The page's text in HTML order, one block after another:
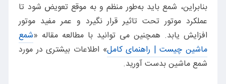
بنابراین، شمع باید به‌طور منظم و به موقع تعویض شود تا
عملکرد موتور تحت تاثیر قرار نگیرد و عمر مفید موتور
افزایش یابد. همچنین می توانید با مطالعه مقاله «شمع
ماشین چیست | راهنمای کامل» اطلاعات بیشتری در مورد
شمع ماشین بدست آورید.